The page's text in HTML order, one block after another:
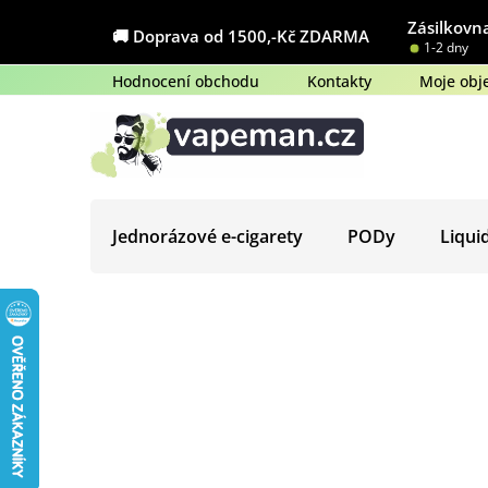
obsah
🚚 Doprava od 1500,-Kč ZDARMA
1-2 dny
Hodnocení obchodu Kontakty Moje
Jednorázové e-cigarety PODy